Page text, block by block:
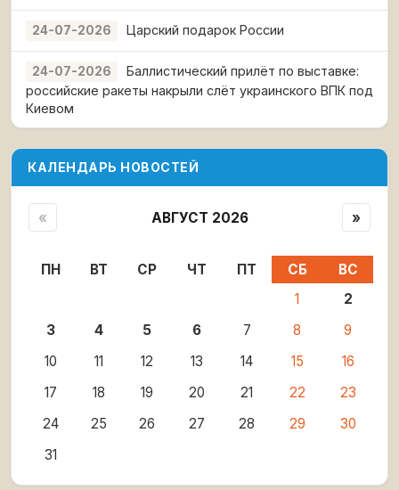
24-07-2026 Царский подарок России
24-07-2026
Баллистический прилёт по выставке:
российские ракеты накрыли слёт украинского ВПК под
Киевом
КАЛЕНДАРЬ НОВОСТЕЙ
« АВГУСТ 2026 »
ПН ВТ СР ЧТ ПТ СБ
ВС
1
2
3
4 5 6 7 8
9
10
11 12 13 14 15
16
17
18 19 20 21 22
23
24
25 26 27 28 29
30
31